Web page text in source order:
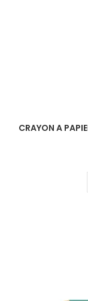
CRAYON A